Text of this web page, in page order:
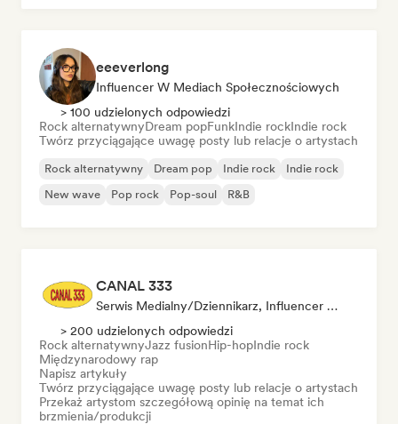
eeeverlong
Influencer W Mediach Społecznościowych
> 100 udzielonych odpowiedzi
Rock alternatywnyDream popFunkIndie rockIndie rock
Twórz przyciągające uwagę posty lub relacje o artystach
Rock alternatywny Dream pop Indie rock
Indie rock
New wave
Pop rock Pop-soul R&B
CANAL 333
Serwis Medialny/Dziennikarz, Influencer W Mediach Społecznościowych, Ekspert Ds. Dźwięku
> 200 udzielonych odpowiedzi
Rock alternatywnyJazz fusionHip-hopIndie rock
Międzynarodowy rap
Napisz artykuły
Twórz przyciągające uwagę posty lub relacje o artystach
Przekaż artystom szczegółową opinię na temat ich
brzmienia/produkcji